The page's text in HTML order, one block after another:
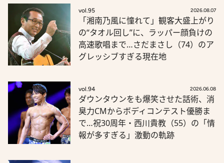
vol.95 2026.08.07
「湘南乃風に憧れて」観客大盛上がり
の“タオル回し”に、ラッパー顔負けの
高速歌唱まで…さだまさし（74）のア
グレッシブすぎる現在地
vol.94 2026.06.08
ダウンタウンをも爆笑させた話術、消
臭力CMからボディコンテスト優勝ま
で…祝30周年・西川貴教（55）の「情
報が多すぎる」激動の軌跡